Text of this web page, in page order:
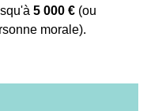
5 000 € (ou
morale).